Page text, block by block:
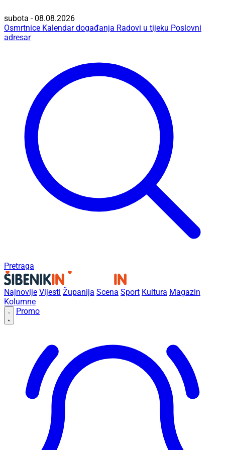
subota - 08.08.2026
Osmrtnice Kalendar događanja Radovi u tijeku Poslovni
adresar
Pretraga
Najnovije Vijesti Županija Scena Sport Kultura Magazin
Kolumne
Promo